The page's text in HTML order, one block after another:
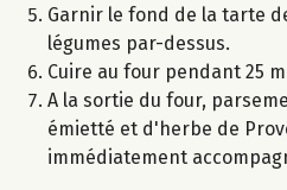
Garnir le fond de la tarte
légumes par-dessus.
Cuire au four pendant 25
A la sortie du four,
émietté et d'herbe de
immédiatement